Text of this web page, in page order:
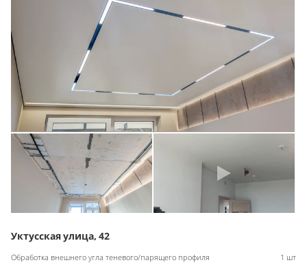
Уктусская улица, 42
Обработка внешнего угла теневого/парящего профиля
1 шт